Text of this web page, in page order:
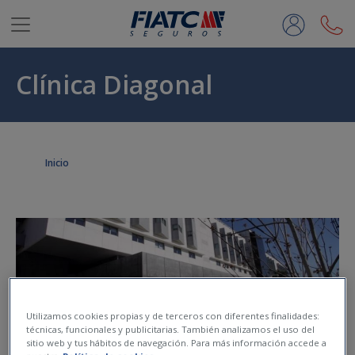
Saltar al contenido principal
Clínica Diagonal
Inicio
Utilizamos cookies propias y de terceros con diferentes finalidades:
técnicas, funcionales y publicitarias. También analizamos el uso del
sitio web y tus hábitos de navegación. Para más información accede a